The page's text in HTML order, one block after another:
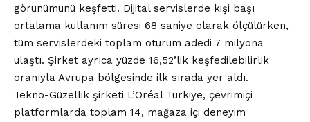
görünümünü keşfetti. Dijital servislerde kişi başı
ortalama kullanım süresi 68 saniye olarak ölçülürken,
tüm servislerdeki toplam oturum adedi 7 milyona
ulaştı. Şirket ayrıca yüzde 16,52’lik keşfedilebilirlik
oranıyla Avrupa bölgesinde ilk sırada yer aldı.
Tekno-Güzellik şirketi L’Oréal Türkiye, çevrimiçi
platformlarda toplam 14, mağaza içi deneyim